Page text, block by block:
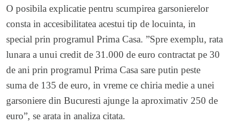
O posibila explicatie pentru scumpirea garsonierelor
consta in accesibilitatea acestui tip de locuinta, in
special prin programul Prima Casa. ”Spre exemplu, rata
lunara a unui credit de 31.000 de euro contractat pe 30
de ani prin programul Prima Casa sare putin peste
suma de 135 de euro, in vreme ce chiria medie a unei
garsoniere din Bucuresti ajunge la aproximativ 250 de
euro”, se arata in analiza citata.